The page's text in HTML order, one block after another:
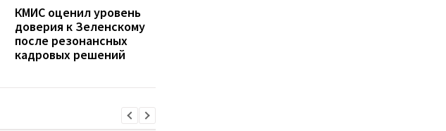
КМИС оценил уровень
доверия к Зеленскому
после резонансных
кадровых решений